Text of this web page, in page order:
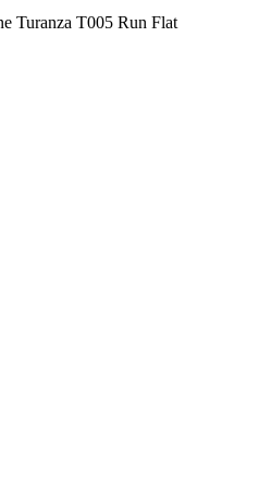
Turanza T005 Run Flat